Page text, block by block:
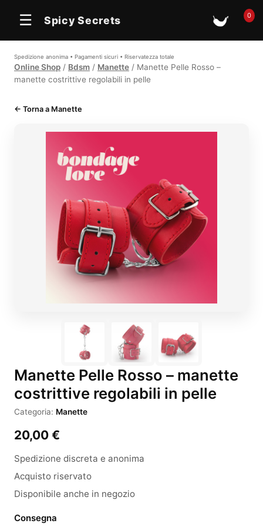
☰ Spicy Secrets 🛒0
Spedizione anonima • Pagamenti sicuri • Riservatezza totale
Online Shop / Bdsm / Manette / Manette Pelle Rosso –
manette costrittive regolabili in pelle
← Torna a Manette
Manette Pelle Rosso – manette
costrittive regolabili in pelle
Categoria: Manette
20,00 €
Spedizione discreta e anonima
Acquisto riservato
Disponibile anche in negozio
Consegna